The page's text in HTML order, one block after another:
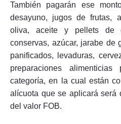
También pagarán ese
desayuno, jugos de frutas,
oliva, aceite y pellets de
conservas, azúcar, jarabe de
panificados, levaduras,
preparaciones
categoría, en la cual están
alícuota que se aplicará será
del valor FOB.